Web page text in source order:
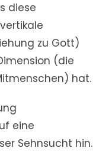
diese
zu Gott)
(die
hat.
eine
Sehnsucht hin.